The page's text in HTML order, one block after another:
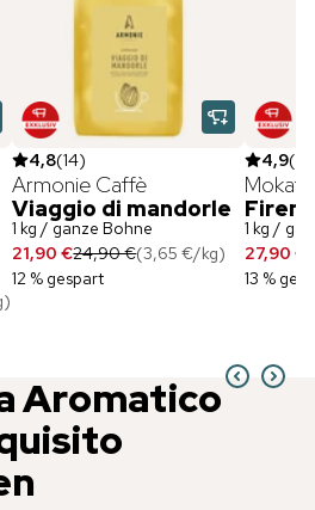
)
4,8(14)
Armonie Caffè
Viaggio di mandorle
1 kg / ganze Bohne
21,90 €24,90 €(3,65 €/kg)
12 % gespart
4,9(
1 kg /
27,90 €
13 %
Aromatico